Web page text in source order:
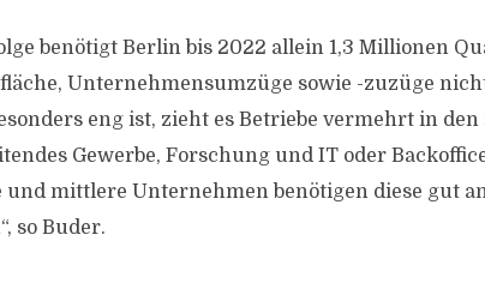
benötigt Berlin bis 2022 allein 1,3 Millionen
Unternehmensumzüge sowie -zuzüge
eng ist, zieht es Betriebe vermehrt in den
Gewerbe, Forschung und IT oder
und mittlere Unternehmen benötigen diese gut
so Buder.